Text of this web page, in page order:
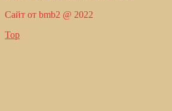
Сайт от bmb2 @ 2022
Top